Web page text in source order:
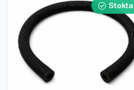
Stokta